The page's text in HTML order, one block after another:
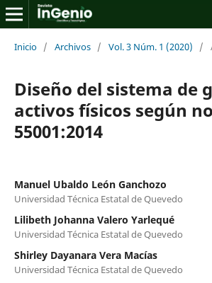
Inicio / Archivos / Vol. 3 Núm. 1 (2020) /
Diseño del sistema de
activos físicos según
55001:2014
Manuel Ubaldo León Ganchozo
Universidad Técnica Estatal de Quevedo
Lilibeth Johanna Valero Yarlequé
Universidad Técnica Estatal de Quevedo
Shirley Dayanara Vera Macías
Universidad Técnica Estatal de Quevedo